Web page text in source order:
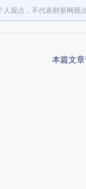
人观点，不代表财新网观
本篇文